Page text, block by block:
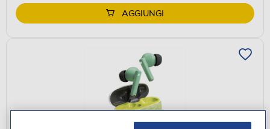
AGGIUNGI